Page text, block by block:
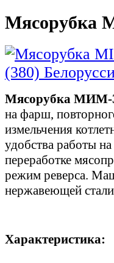
Мясорубка
Мясорубка МИМ-
на фарш,
измельчения
удобства работы на
переработке
режим реверса.
нержавеющей
Характеристика: